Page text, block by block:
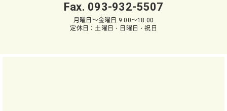
Fax. 093-932-5507
月曜日～金曜日 9:00～18:00
定休日：土曜日・日曜日・祝日